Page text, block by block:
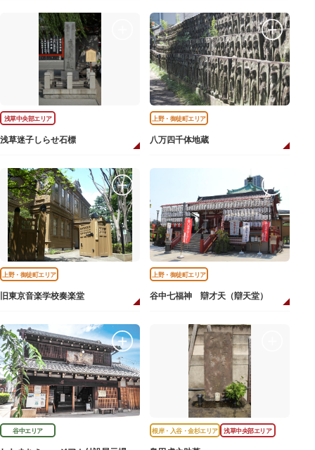
浅草中央部エリア
浅草迷子しらせ石標
上野・御徒町エリア
八万四千体地蔵
上野・御徒町エリア
旧東京音楽学校奏楽堂
上野・御徒町エリア
谷中七福神 辯才天（辯天堂）
谷中エリア 根岸・入谷・金杉エリア 浅草中央部エリア